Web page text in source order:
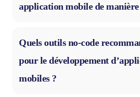
application mobile de
Quels outils no-code
pour le développement
mobiles ?